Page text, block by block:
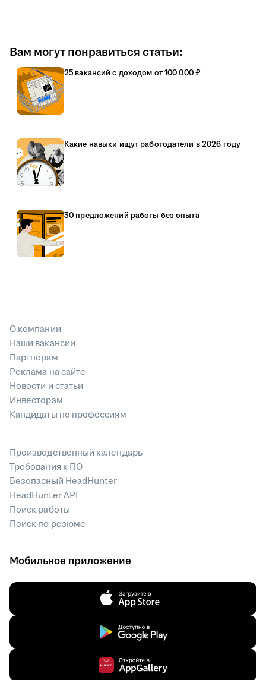
Вам могут понравиться статьи:
25 вакансий с доходом от 100 000 ₽
Какие навыки ищут работодатели в 2026 году
30 предложений работы без опыта
О компании
Наши вакансии
Партнерам
Реклама на сайте
Новости и статьи
Инвесторам
Кандидаты по профессиям
Производственный календарь
Требования к ПО
Безопасный HeadHunter
HeadHunter API
Поиск работы
Поиск по резюме
Мобильное приложение